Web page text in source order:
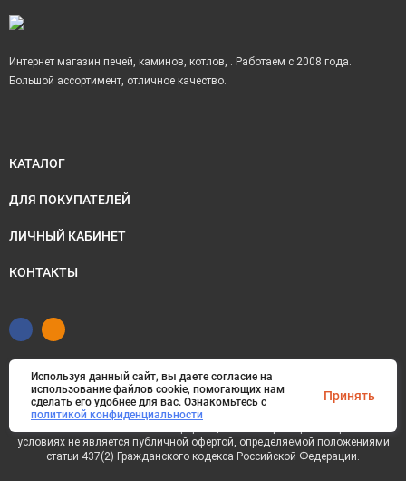
Интернет магазин печей, каминов, котлов, . Работаем с 2008 года.
Большой ассортимент, отличное качество.
КАТАЛОГ
ДЛЯ ПОКУПАТЕЛЕЙ
ЛИЧНЫЙ КАБИНЕТ
КОНТАКТЫ
© 2026 Питер Камин. Все права защищены
условиях не является публичной офертой, определяемой положениями
статьи 437(2) Гражданского кодекса Российской Федерации.
Используя данный сайт, вы даете согласие на
использование файлов cookie, помогающих нам
сделать его удобнее для вас. Ознакомьтесь с
политикой конфиденциальности
Принять